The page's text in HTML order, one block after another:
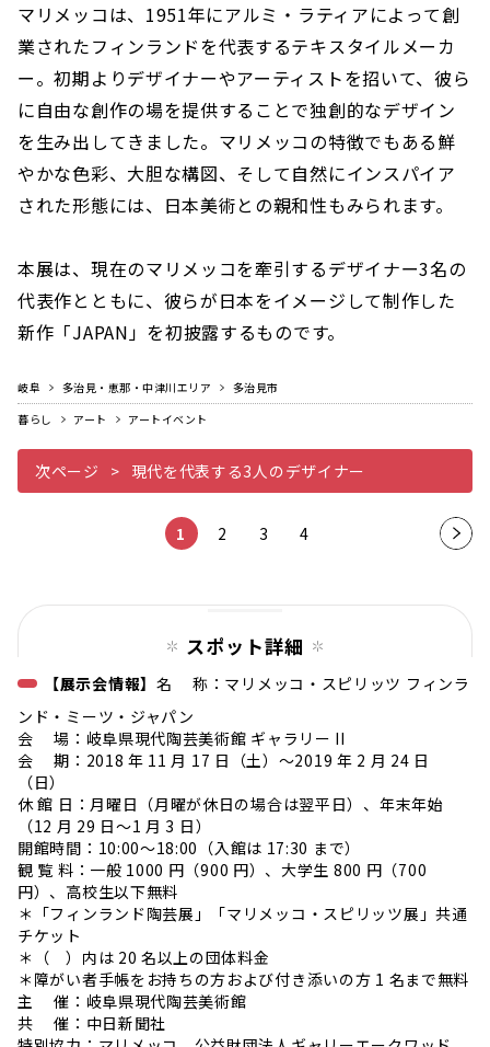
マリメッコは、1951年にアルミ・ラティアによって創
業されたフィンランドを代表するテキスタイルメーカ
ー。初期よりデザイナーやアーティストを招いて、彼ら
に自由な創作の場を提供することで独創的なデザイン
を生み出してきました。マリメッコの特徴でもある鮮
やかな色彩、大胆な構図、そして自然にインスパイア
された形態には、日本美術との親和性もみられます。
本展は、現在のマリメッコを牽引するデザイナー3名の
代表作とともに、彼らが日本をイメージして制作した
新作「JAPAN」を初披露するものです。
岐阜 多治見・恵那・中津川エリア
多治見市
暮らし
アート アートイベント
次ページ 現代を代表する3人のデザイナー
1 2 3 4
次の
スポット詳細
【展示会情報】 名 称：マリメッコ・スピリッツ フィンラ
ンド・ミーツ・ジャパン
会 場：岐阜県現代陶芸美術館 ギャラリー II
会 期：2018 年 11 月 17 日（土）〜2019 年 2 月 24 日
（日）
休 館 日：月曜日（月曜が休日の場合は翌平日）、年末年始
（12 月 29 日〜1 月 3 日）
開館時間：10:00〜18:00（入館は 17:30 まで）
観 覧 料：一般 1000 円（900 円）、大学生 800 円（700
円）、高校生以下無料
＊「フィンランド陶芸展」「マリメッコ・スピリッツ展」共通
チケット
＊（ ）内は 20 名以上の団体料金
＊障がい者手帳をお持ちの方および付き添いの方 1 名まで無料
主 催：岐阜県現代陶芸美術館
共 催：中日新聞社